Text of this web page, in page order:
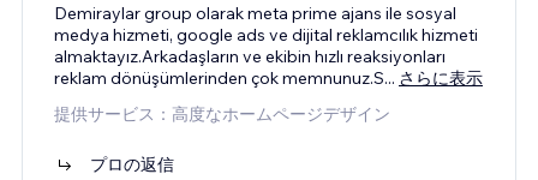
Demiraylar group olarak meta prime ajans ile sosyal
medya hizmeti, google ads ve dijital reklamcılık hizmeti
almaktayız.Arkadaşların ve ekibin hızlı reaksiyonları
reklam dönüşümlerinden çok memnunuz.S... さらに表示
提供サービス：高度なホームページデザイン
プロの返信